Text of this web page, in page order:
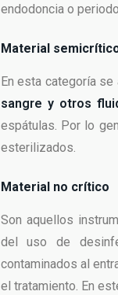
endodoncia o
Material
En esta categoría
sangre y otros
espátulas. Por lo
esterilizados.
Material no crítico
Son aquellos
del uso de
contaminados al
el tratamiento. En